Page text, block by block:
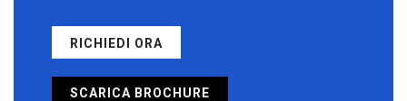
RICHIEDI ORA
SCARICA BROCHURE